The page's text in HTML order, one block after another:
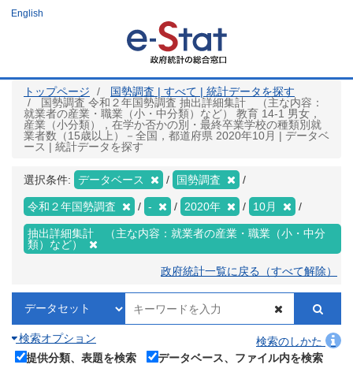
ツ
English
トップページ
国勢調査 | すべて | 統計データを探す
国勢調査 令和２年国勢調査 抽出詳細集計 （主な内容：
就業者の産業・職業（小・中分類）など） 教育 14-1 男女，
産業（小分類），在学か否かの別・最終卒業学校の種類別就
業者数（15歳以上）－全国，都道府県 2020年10月 | データベ
ース | 統計データを探す
選択条件: データベース 国勢調査
令和２年国勢調査 - 2020年 10月
抽出詳細集計 （主な内容：就業者の産業・職業（小・中分
類）など）
政府統計一覧に戻る（すべて解除）
検索オプション
検索のしかた
提供分類、表題を検索
データベース、ファイル内を検索